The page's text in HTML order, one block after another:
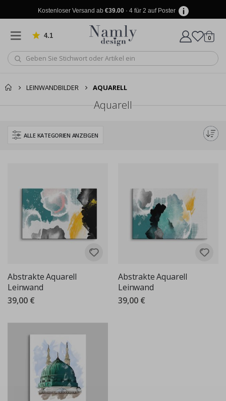
Kostenloser Versand ab €39.00· 4 für 2 auf Poster
4.1 von 1029 Bewertungen
Wagen
0
LEINWANDBILDER AQUARELL
Aquarell
ALLE KATEGORIEN ANZEIGEN
Abstrakte Aquarell
Leinwand
39,00 €
Abstrakte Aquarell
Leinwand
39,00 €